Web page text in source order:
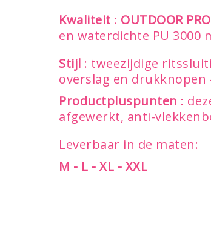
Kwaliteit : OUTDOOR PRO
en waterdichte PU 3000
Stijl : tweezijdige
overslag en drukknopen
Productpluspunten :
afgewerkt, anti-
Leverbaar in de maten:
M - L - XL - XXL